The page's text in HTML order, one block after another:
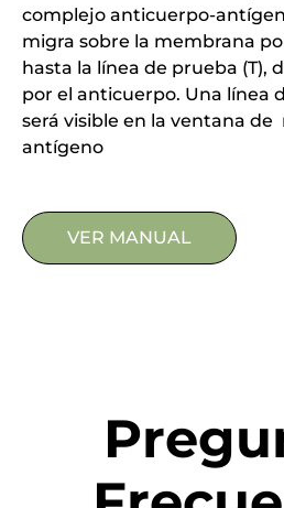
complejo anticuerpo-
migra sobre la membrana
hasta la línea de prueba (T),
por el anticuerpo. Una línea
será visible en la ventana de
antígeno
VER MANUAL